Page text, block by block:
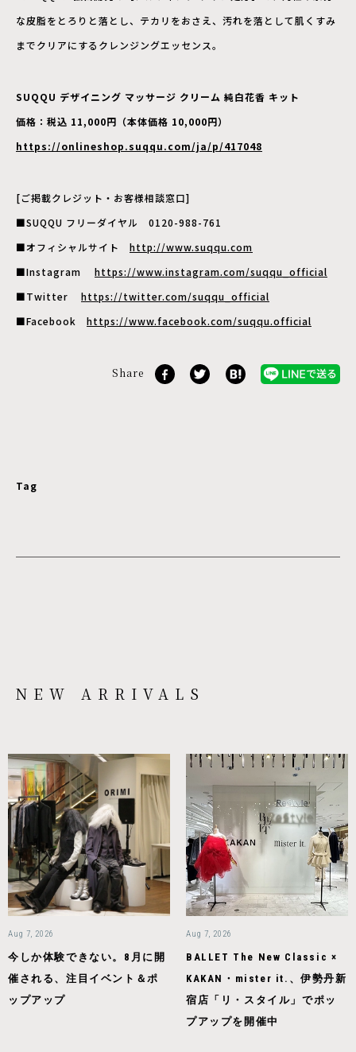
な皮脂をとろりと落とし、テカリをおさえ、汚れを落として肌くすみ
までクリアにするクレンジングエッセンス。
SUQQU デザイニング マッサージ クリーム 純白花香 キット​
価格：税込 11,000円（本体価格 10,000円）
https://onlineshop.suqqu.com/ja/p/417048
[ご掲載クレジット・お客様相談窓口]
■SUQQU フリーダイヤル 0120-988-761
■オフィシャルサイト http://www.suqqu.com
■Instagram https://www.instagram.com/suqqu_official
■Twitter https://twitter.com/suqqu_official
■Facebook https://www.facebook.com/suqqu.official
Share
Tag
NEW ARRIVALS
Aug 7, 2026
今しか体験できない。8月に開
催される、注目イベント＆ポ
ップアップ
Aug 7, 2026
BALLET The New Classic ×
KAKAN・mister it.、伊勢丹新
宿店「リ・スタイル」でポッ
プアップを開催中